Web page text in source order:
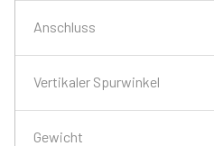
Anschluss
Vertikaler Spurwinkel
Gewicht